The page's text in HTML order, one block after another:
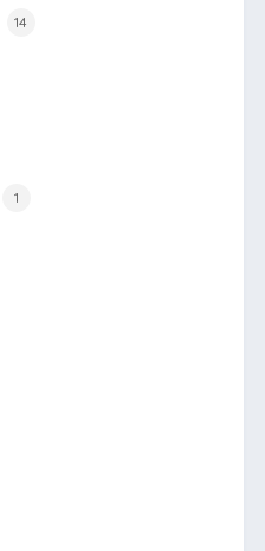
14
1